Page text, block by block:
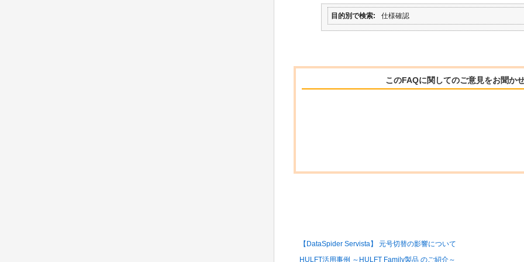
目的別で検索 仕様確認
このFAQに関してのご意見をお聞かせ
【DataSpider Servista】 元号切替の影響について
HULFT活用事例 ～HULFT Family製品 のご紹介～